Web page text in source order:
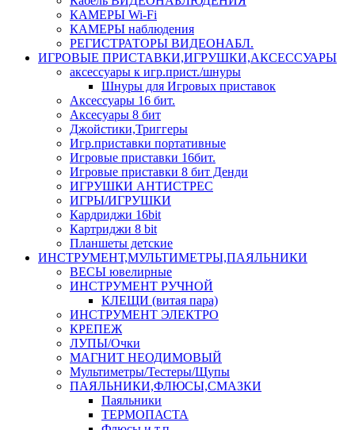
КАМЕРЫ Wi-Fi
КАМЕРЫ наблюдения
РЕГИСТРАТОРЫ ВИДЕОНАБЛ.
ИГРОВЫЕ ПРИСТАВКИ,ИГРУШКИ,АКСЕССУАРЫ
аксесcуары к игр.прист./шнуры
Шнуры для Игровых приставок
Аксессуары 16 бит.
Аксесуары 8 бит
Джойстики,Триггеры
Игр.приставки портативные
Игровые приставки 16бит.
Игровые приставки 8 бит Денди
ИГРУШКИ АНТИСТРЕС
ИГРЫ/ИГРУШКИ
Кардриджи 16bit
Картриджи 8 bit
Планшеты детские
ИНСТРУМЕНТ,МУЛЬТИМЕТРЫ,ПАЯЛЬНИКИ
ВЕСЫ ювелирные
ИНСТРУМЕНТ РУЧНОЙ
КЛЕЩИ (витая пара)
ИНСТРУМЕНТ ЭЛЕКТРО
КРЕПЕЖ
ЛУПЫ/Очки
МАГНИТ НЕОДИМОВЫЙ
Мультиметры/Тестеры/Щупы
ПАЯЛЬНИКИ,ФЛЮСЫ,СМАЗКИ
Паяльники
ТЕРМОПАСТА